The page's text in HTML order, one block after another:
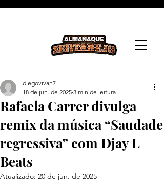
Rafaela Carrer divulga
remix da música “Saudade
regressiva” com Djay L
Beats
diegovivan7
18 de jun. de 2025 3 min de leitura
Atualizado: 20 de jun. de 2025